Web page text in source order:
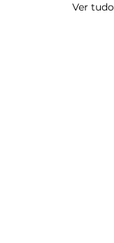
Ver tudo